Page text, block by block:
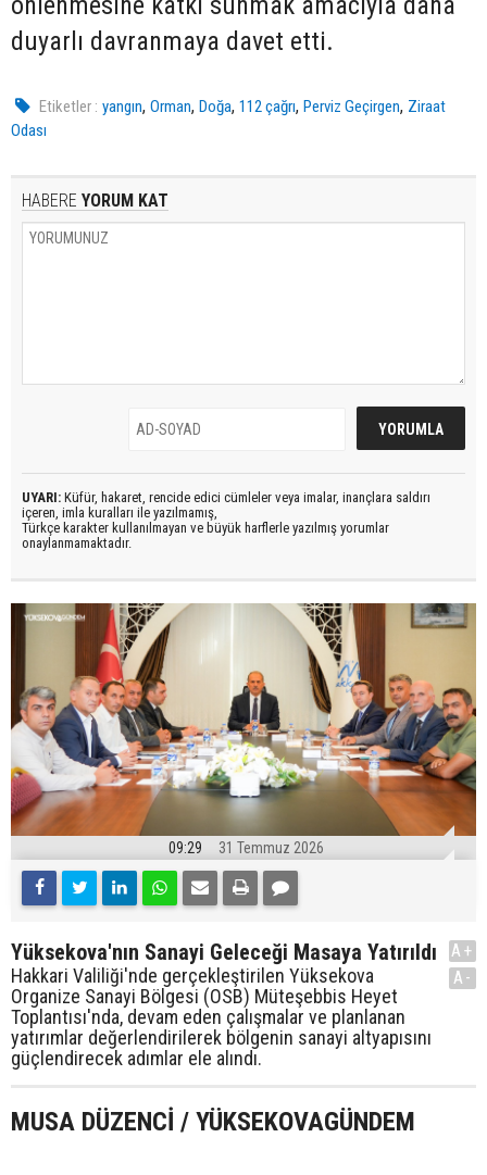
duyarlı davranmaya davet etti.
Etiketler : yangın,Orman,Doğa,112 çağrı,Perviz Geçirgen, Ziraat
Odası
HABERE YORUM KAT
UYARI: Küfür, hakaret, rencide edici cümleler veya imalar, inançlara saldırı
içeren, imla kuralları ile yazılmamış,
Türkçe karakter kullanılmayan ve büyük harflerle yazılmış yorumlar
onaylanmamaktadır.
09:29 31 Temmuz 2026
Yüksekova'nın Sanayi Geleceği Masaya Yatırıldı
Hakkari Valiliği'nde gerçekleştirilen Yüksekova
Organize Sanayi Bölgesi (OSB) Müteşebbis Heyet
Toplantısı'nda, devam eden çalışmalar ve planlanan
yatırımlar değerlendirilerek bölgenin sanayi altyapısını
güçlendirecek adımlar ele alındı.
A+
A-
MUSA DÜZENCİ / YÜKSEKOVAGÜNDEM